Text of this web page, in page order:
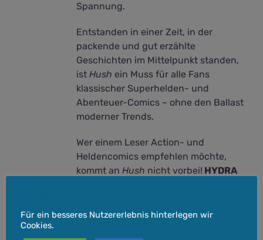
Spannung.
Entstanden in einer Zeit, in der
packende und gut erzählte
Geschichten im Mittelpunkt standen,
istHush ein Muss für alle Fans
klassischer Superhelden- und
Abenteuer-Comics – ohne den Ballast
moderner Trends.
Wer einem Leser Action- und
Heldencomics empfehlen möchte,
kommt anHush nicht vorbei! HYDRA
Für ein besseres Nutzererlebnis hinterlegen wir
Cookies.